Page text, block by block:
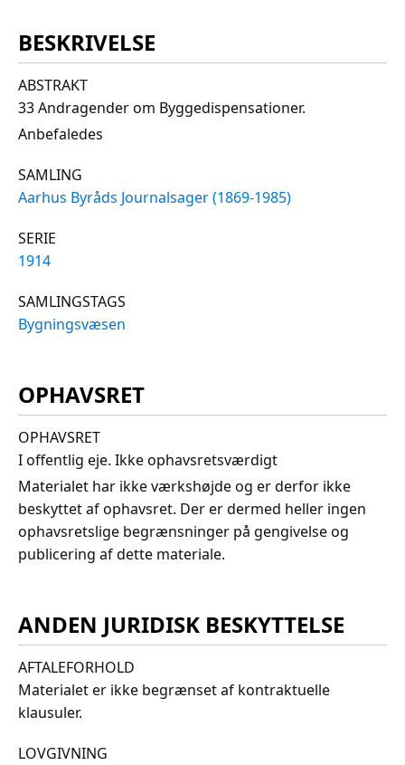
BESKRIVELSE
ABSTRAKT
33 Andragender om Byggedispensationer.
Anbefaledes
SAMLING
Aarhus Byråds Journalsager (1869-1985)
SERIE
1914
SAMLINGSTAGS
Bygningsvæsen
OPHAVSRET
OPHAVSRET
I offentlig eje. Ikke ophavsretsværdigt
Materialet har ikke værkshøjde og er derfor ikke
beskyttet af ophavsret. Der er dermed heller ingen
ophavsretslige begrænsninger på gengivelse og
publicering af dette materiale.
ANDEN JURIDISK BESKYTTELSE
AFTALEFORHOLD
Materialet er ikke begrænset af kontraktuelle
klausuler.
LOVGIVNING